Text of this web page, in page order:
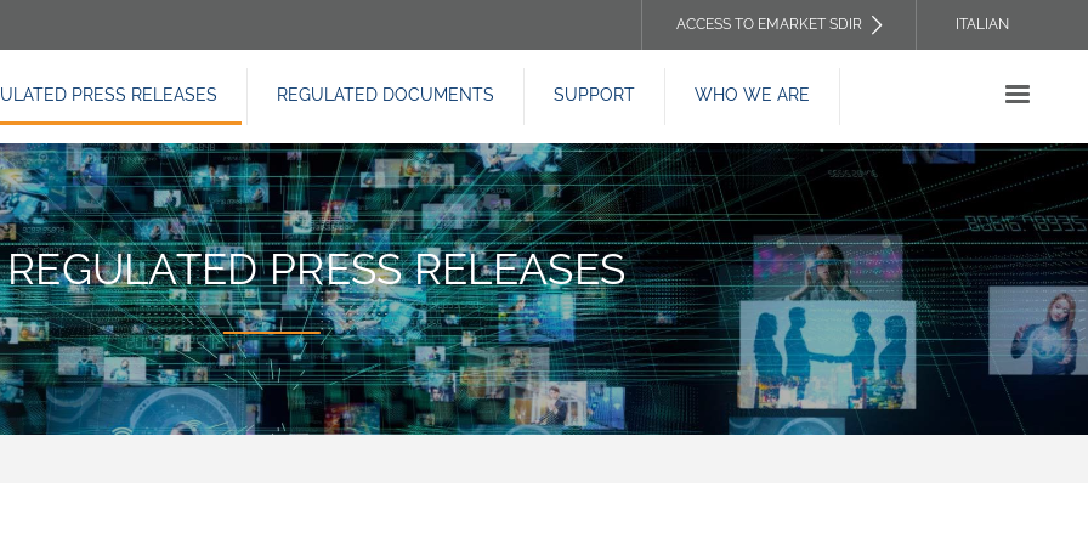
TOP
HEADER
MENU
ACCESS TO EMARKET SDIR ITALIAN
PRESS RELEASES REGULATED DOCUMENTS SUPPORT WHO WE ARE
PRESS RELEASES